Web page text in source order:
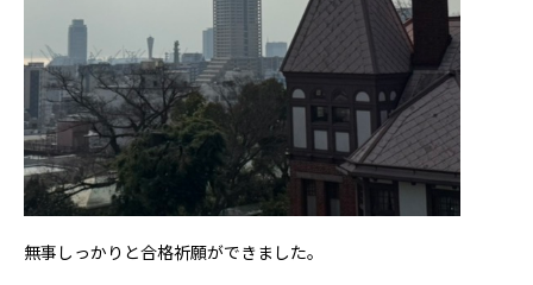
無事しっかりと合格祈願ができました。